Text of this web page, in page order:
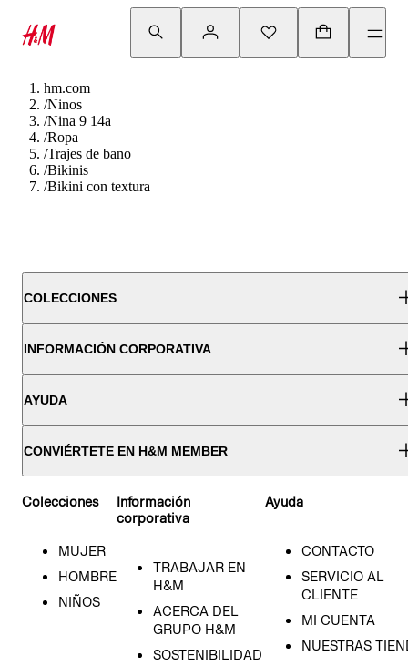
hm.com
/Ninos
/Nina 9 14a
/Ropa
/Trajes de bano
/Bikinis
/Bikini con textura
COLECCIONES
INFORMACIÓN CORPORATIVA
AYUDA
CONVIÉRTETE EN H&M MEMBER
Colecciones
MUJER
HOMBRE
NIÑOS
Información
corporativa
TRABAJAR EN
H&M
ACERCA DEL
GRUPO H&M
SOSTENIBILIDAD
Ayuda
CONTACTO
SERVICIO AL
CLIENTE
MI CUENTA
NUESTRAS